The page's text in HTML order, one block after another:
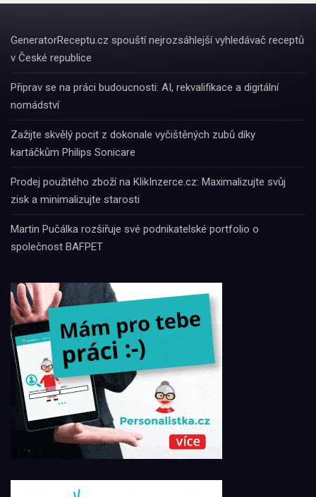
GeneratorReceptu.cz spouští nejrozsáhlejší vyhledávač receptů
v České republice
Připrav se na práci budoucnosti: AI, rekvalifikace a digitální
nomádství
Zažijte skvělý pocit z dokonale vyčištěných zubů díky
kartáčkům Philips Sonicare
Prodej použitého zboží na KlikInzerce.cz: Maximalizujte svůj
zisk a minimalizujte starosti
Martin Pučálka rozšiřuje své podnikatelské portfolio o
společnost BAFPET